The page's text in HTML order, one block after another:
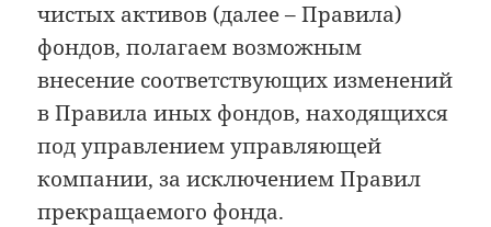
чистых активов (далее – Правила)
фондов, полагаем возможным
внесение соответствующих изменений
в Правила иных фондов, находящихся
под управлением управляющей
компании, за исключением Правил
прекращаемого фонда.